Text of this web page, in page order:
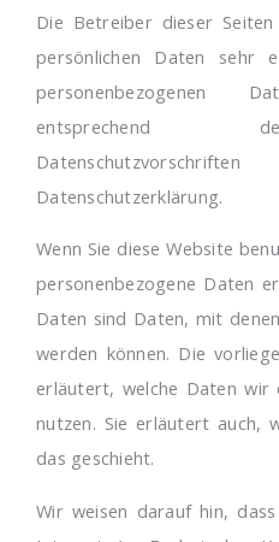
Die Betreiber dieser
persönlichen Daten sehr
personenbezogenen
entsprechend
Datenschutzerklärung.
Wenn Sie diese Website
personenbezogene Daten
Daten sind Daten, mit
werden können. Die
erläutert, welche Daten
nutzen. Sie erläutert auch,
das geschieht.
Wir weisen darauf hin,